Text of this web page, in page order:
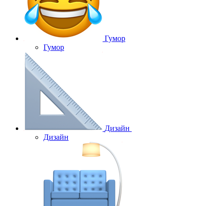
Гумор
Гумор
Дизайн
Дизайн